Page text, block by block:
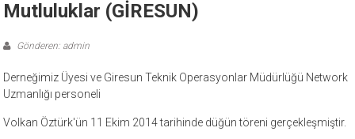
Mutluluklar (GİRESUN)
Gönderen: admin
Derneğimiz Üyesi ve Giresun Teknik Operasyonlar Müdürlüğü Network
Uzmanlığı personeli
Volkan Öztürk'ün 11 Ekim 2014 tarihinde düğün töreni gerçekleşmiştir.